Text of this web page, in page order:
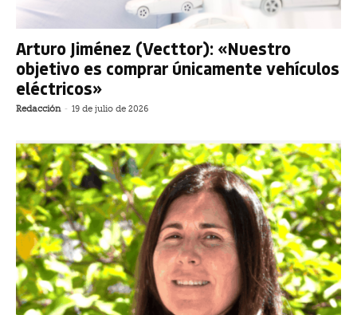
Arturo Jiménez (Vecttor): «Nuestro
objetivo es comprar únicamente vehículos
eléctricos»
Redacción - 19 de julio de 2026